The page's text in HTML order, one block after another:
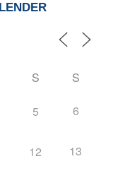
S S
5 6
12 13